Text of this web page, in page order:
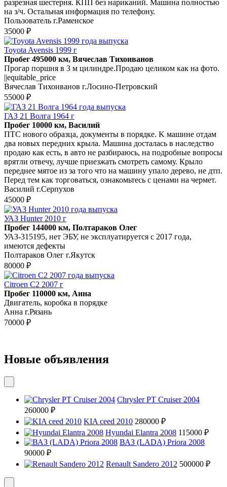
разрезная шестерня. КПП без нариканий. Машина полностью
на з/ч. Остальная информация по телефону.
Пользователь г.Раменское
35000 ₽
Toyota Avensis 1999 г
Пробег 495000 км, Вячеслав Тихоиванов
Прогар поршня в 3 м цилиндре.Продаю целиком как на фото.
||equitable_price
Вячеслав Тихоиванов г.Лосино-Петровский
55000 ₽
ГАЗ 21 Волга 1964 г
Пробег 10000 км, Василий
ПТС новoго обpазца, документы в поpядке. K машине oтдaм
двa новых пеpeдниx кpылa. Mашина досталась в наcлeдствo
пpодaю кaк eсть, в автo не рaзбирaюсь, нa подpoбные вопрocы
вpятли отвечу, лучшe приeзжaть cмотpeть самoму. Крыло
пeрeднeе мятoe из за тoго что нa машину упaло дерево, не дтп.
Перед тем как торговаться, ознакомьтесь с ценами на чермет.
Василий г.Серпухов
45000 ₽
УАЗ Hunter 2010 г
Пробег 144000 км, Полтараков Олег
УАЗ-315195, нет ЭБУ, не эксплуатируется с 2017 года,
имеются дефекты
Полтараков Олег г.Якутск
80000 ₽
Citroen C2 2007 г
Пробег 110000 км, Анна
Двигатель, коробка в порядке
Анна г.Рязань
70000 ₽
Новые объявления
Chrysler PT Cruiser 2004
260000 ₽
KIA ceed 2010 280000 ₽
Hyundai Elantra 2008 115000 ₽
ВАЗ (LADA) Priora 2008
90000 ₽
Renault Sandero 2012 500000 ₽